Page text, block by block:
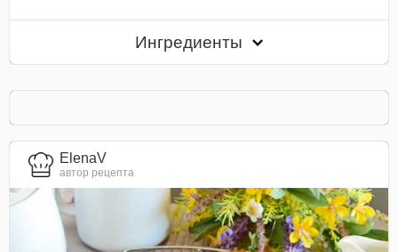
Ингредиенты
ElenaV
автор рецепта